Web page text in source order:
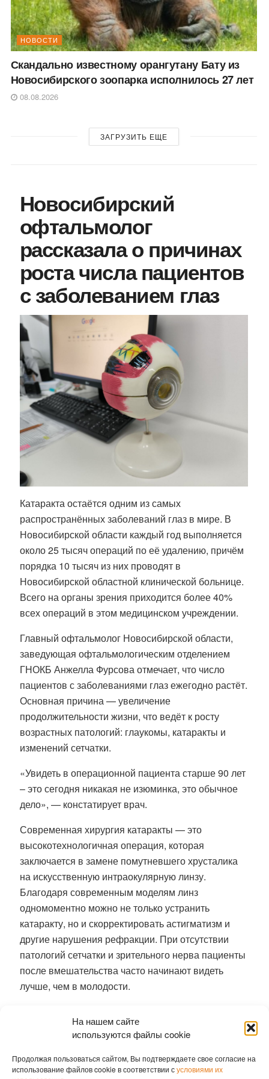
На нашем сайте
используются файлы cookie
Продолжая пользоваться сайтом, Вы подтверждаете свое согласие на
использование файлов cookie в соответствии сусловиями их
НОВОСТИ
Скандально известному орангутану Бату из
Новосибирского зоопарка исполнилось 27 лет
08.08.2026
ЗАГРУЗИТЬ ЕЩЕ
Новосибирский
офтальмолог
рассказала о причинах
роста числа пациентов
с заболеванием глаз
Катаракта остаётся одним из самых
распространённых заболеваний глаз в мире. В
Новосибирской области каждый год выполняется
около 25 тысяч операций по её удалению, причём
порядка 10 тысяч из них проводят в
Новосибирской областной клинической больнице.
Всего на органы зрения приходится более 40%
всех операций в этом медицинском учреждении.
Главный офтальмолог Новосибирской области,
заведующая офтальмологическим отделением
ГНОКБ Анжелла Фурсова отмечает, что число
пациентов с заболеваниями глаз ежегодно растёт.
Основная причина — увеличение
продолжительности жизни, что ведёт к росту
возрастных патологий: глаукомы, катаракты и
изменений сетчатки.
«Увидеть в операционной пациента старше 90 лет
– это сегодня никакая не изюминка, это обычное
дело», — констатирует врач.
Современная хирургия катаракты — это
высокотехнологичная операция, которая
заключается в замене помутневшего хрусталика
на искусственную интраокулярную линзу.
Благодаря современным моделям линз
одномоментно можно не только устранить
катаракту, но и скорректировать астигматизм и
другие нарушения рефракции. При отсутствии
патологий сетчатки и зрительного нерва пациенты
после вмешательства часто начинают видеть
лучше, чем в молодости.
новосибирские хирурги без единого разреза